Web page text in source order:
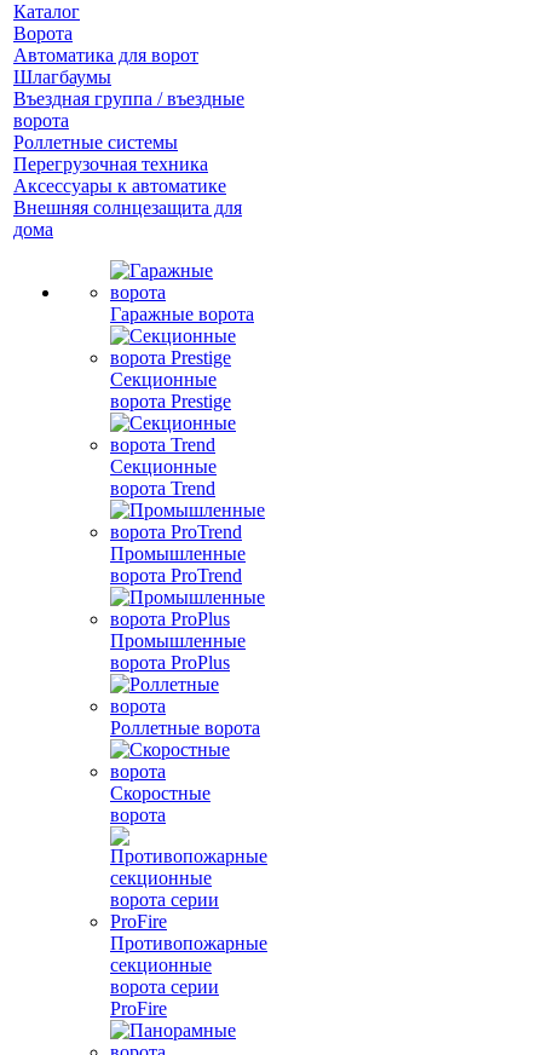
Каталог
Ворота
Автоматика для ворот
Шлагбаумы
Въездная группа / въездные
ворота
Роллетные системы
Перегрузочная техника
Аксессуары к автоматике
Внешняя солнцезащита для
дома
Гаражные ворота
Секционные
ворота Prestige
Секционные
ворота Trend
Промышленные
ворота ProTrend
Промышленные
ворота ProPlus
Роллетные ворота
Скоростные
ворота
Противопожарные
секционные
ворота серии
ProFire